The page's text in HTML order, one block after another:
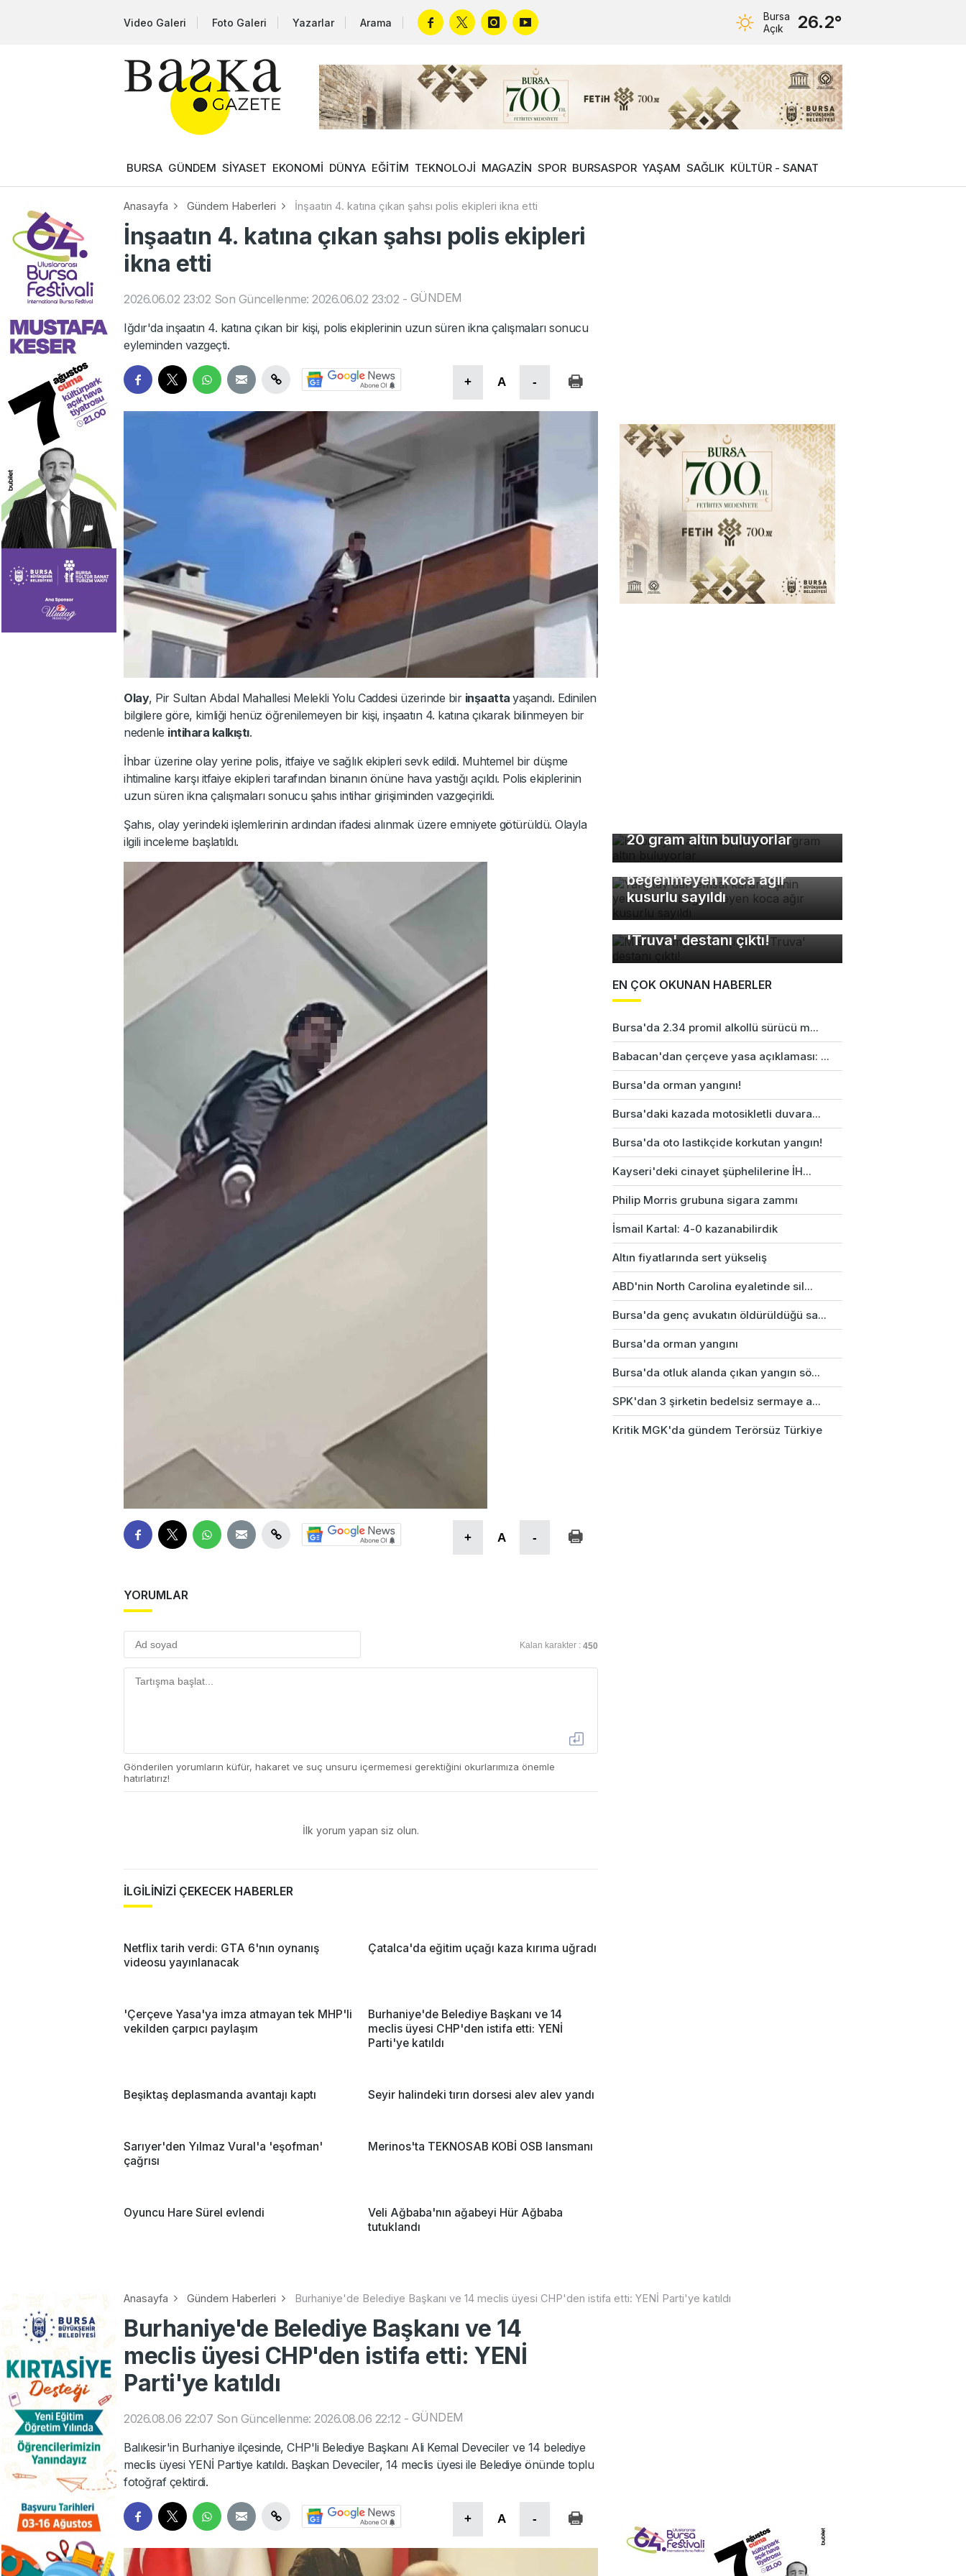
Video Galeri Foto Galeri Yazarlar Arama
Bursa
Açık
26.2°
BURSA GÜNDEM SİYASET EKONOMİ DÜNYA EĞİTİM TEKNOLOJİ MAGAZİN SPOR BURSASPOR YAŞAM SAĞLIK KÜLTÜR - SANAT
Anasayfa Gündem Haberleri İnşaatın 4. katına çıkan şahsı polis ekipleri ikna etti
İnşaatın 4. katına çıkan şahsı polis ekipleri
ikna etti
2026.06.02 23:02 Son Güncellenme: 2026.06.02 23:02 - GÜNDEM
Iğdır'da inşaatın 4. katına çıkan bir kişi, polis ekiplerinin uzun süren ikna çalışmaları sonucu
eyleminden vazgeçti.
+ A -
Olay, Pir Sultan Abdal Mahallesi Melekli Yolu Caddesi üzerinde bir inşaatta yaşandı. Edinilen
bilgilere göre, kimliği henüz öğrenilemeyen bir kişi, inşaatın 4. katına çıkarak bilinmeyen bir
nedenle intihara kalkıştı.
İhbar üzerine olay yerine polis, itfaiye ve sağlık ekipleri sevk edildi. Muhtemel bir düşme
ihtimaline karşı itfaiye ekipleri tarafından binanın önüne hava yastığı açıldı. Polis ekiplerinin
uzun süren ikna çalışmaları sonucu şahıs intihar girişiminden vazgeçirildi.
Şahıs, olay yerindeki işlemlerinin ardından ifadesi alınmak üzere emniyete götürüldü. Olayla
ilgili inceleme başlatıldı.
+ A -
YORUMLAR
Kalan karakter : 450
Gönderilen yorumların küfür, hakaret ve suç unsuru içermemesi gerektiğini okurlarımıza önemle
hatırlatırız!
İlk yorum yapan siz olun.
İLGİLİNİZİ ÇEKECEK HABERLER
Netflix tarih verdi: GTA 6'nın oynanış
videosu yayınlanacak
Çatalca'da eğitim uçağı kaza kırıma uğradı
'Çerçeve Yasa'ya imza atmayan tek MHP'li
vekilden çarpıcı paylaşım
Burhaniye'de Belediye Başkanı ve 14
meclis üyesi CHP'den istifa etti: YENİ
Parti'ye katıldı
Beşiktaş deplasmanda avantajı kaptı Seyir halindeki tırın dorsesi alev alev yandı
Sarıyer'den Yılmaz Vural'a 'eşofman'
çağrısı
Merinos'ta TEKNOSAB KOBİ OSB lansmanı
Oyuncu Hare Sürel evlendi
Veli Ağbaba'nın ağabeyi Hür Ağbaba
tutuklandı
20 gram altın buluyorlar
Yargıtay'dan emsal karar:
Eşinin yemeklerini
beğenmeyen koca ağır
kusurlu sayıldı
Mısır mumyasının içinden
'Truva' destanı çıktı!
EN ÇOK OKUNAN HABERLER
Bursa'da 2.34 promil alkollü sürücü m...
Babacan'dan çerçeve yasa açıklaması: ...
Bursa'da orman yangını!
Bursa'daki kazada motosikletli duvara...
Bursa'da oto lastikçide korkutan yangın!
Kayseri'deki cinayet şüphelilerine İH...
Philip Morris grubuna sigara zammı
İsmail Kartal: 4-0 kazanabilirdik
Altın fiyatlarında sert yükseliş
ABD'nin North Carolina eyaletinde sil...
Bursa'da genç avukatın öldürüldüğü sa...
Bursa'da orman yangını
Bursa'da otluk alanda çıkan yangın sö...
SPK'dan 3 şirketin bedelsiz sermaye a...
Kritik MGK'da gündem Terörsüz Türkiye
Anasayfa Gündem Haberleri Burhaniye'de Belediye Başkanı ve 14 meclis üyesi CHP'den istifa etti: YENİ Parti'ye katıldı
Burhaniye'de Belediye Başkanı ve 14
meclis üyesi CHP'den istifa etti: YENİ
Parti'ye katıldı
2026.08.06 22:07 Son Güncellenme: 2026.08.06 22:12 - GÜNDEM
Balıkesir'in Burhaniye ilçesinde, CHP'li Belediye Başkanı Ali Kemal Deveciler ve 14 belediye
meclis üyesi YENİ Partiye katıldı. Başkan Deveciler, 14 meclis üyesi ile Belediye önünde toplu
fotoğraf çektirdi.
+ A -